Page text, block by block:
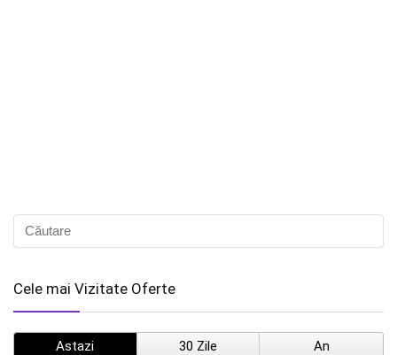
Cele mai Vizitate Oferte
Astazi 30 Zile An